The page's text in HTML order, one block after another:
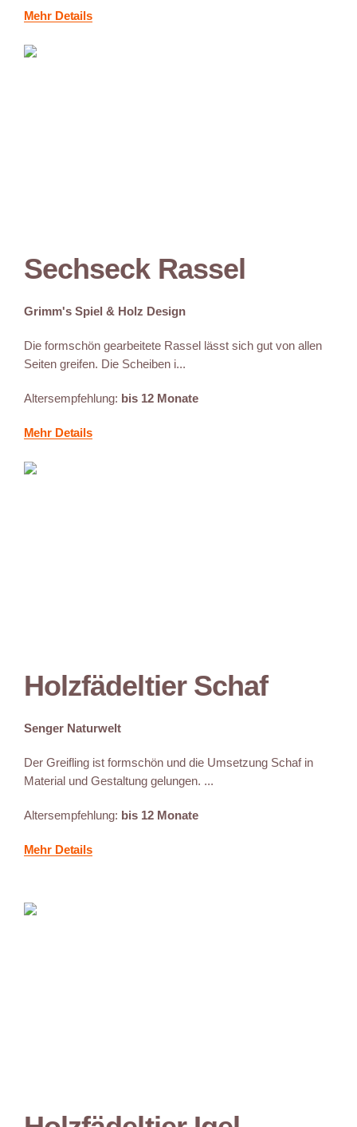
Mehr Details
Sechseck Rassel
Grimm's Spiel & Holz Design
Die formschön gearbeitete Rassel lässt sich gut von allen
Seiten greifen. Die Scheiben i...
Altersempfehlung: bis 12 Monate
Mehr Details
Holzfädeltier Schaf
Senger Naturwelt
Der Greifling ist formschön und die Umsetzung Schaf in
Material und Gestaltung gelungen. ...
Altersempfehlung: bis 12 Monate
Mehr Details